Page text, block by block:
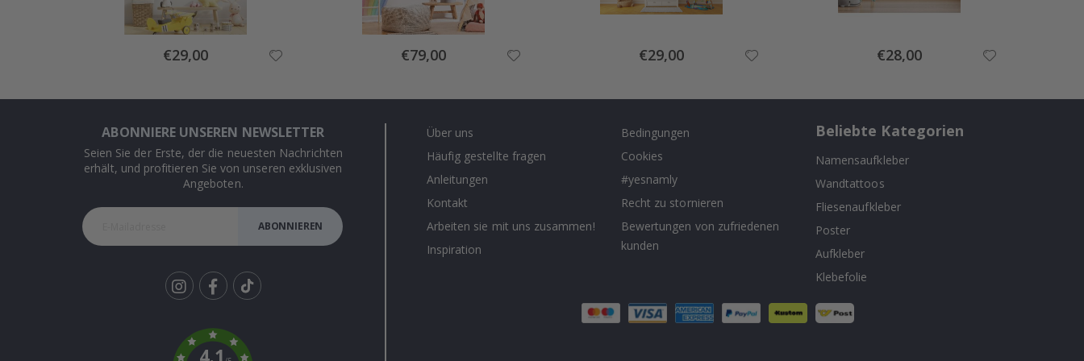
Special
Price
€29,00 Special
Price
€79,00 Special
Price
€29,00 Special
Price
€28,00
ABONNIERE UNSEREN NEWSLETTER
Seien Sie der Erste, der die neuesten Nachrichten
erhält, und profitieren Sie von unseren exklusiven
Angeboten.
ABONNIEREN
k
Über uns
Häufig gestellte fragen
Anleitungen
Kontakt
Arbeiten sie mit uns zusammen!
Inspiration
Bedingungen
Cookies
#yesnamly
Recht zu stornieren
Bewertungen von zufriedenen
kunden
Beliebte Kategorien
Namensaufkleber
Wandtattoos
Fliesenaufkleber
Poster
Aufkleber
Klebefolie